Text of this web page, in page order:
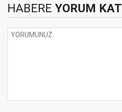
HABERE YORUM KAT